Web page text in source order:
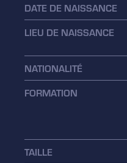
DATE DE NAISSANCE
LIEU DE NAISSANCE
NATIONALITÉ
FORMATION
TAILLE